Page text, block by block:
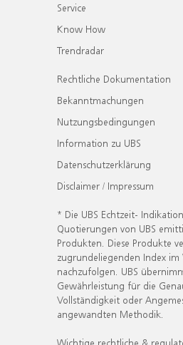
Service
Know How
Trendradar
Rechtliche Dokumentation
Bekanntmachungen
Nutzungsbedingungen
Information zu UBS
Datenschutzerklärung
Disclaimer / Impressum
* Die UBS Echtzeit-
Quotierungen von UBS
Produkten. Diese Produkte
zugrundeliegenden Index im
nachzufolgen. UBS
Gewährleistung für die
Vollständigkeit oder
angewandten Methodik.